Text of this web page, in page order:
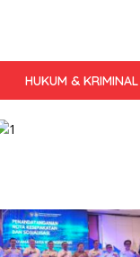
HUKUM & KRIMINAL